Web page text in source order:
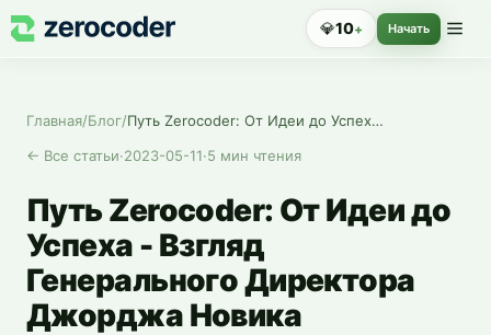
💎10+ Начать
Главная/Блог/
Путь Zerocoder: От Идеи до Успеха - Взгляд Генерального Директора Джорджа Новика
← Все статьи·2023-05-11·5 мин чтения
Путь Zerocoder: От Идеи до
Успеха - Взгляд
Генерального Директора
Джорджа Новика